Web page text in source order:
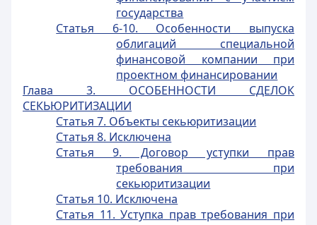
государства
Статья 6-10. Особенности выпуска
облигаций специальной
финансовой компании при
проектном финансировании
Глава 3. ОСОБЕННОСТИ СДЕЛОК
СЕКЬЮРИТИЗАЦИИ
Статья 7. Объекты секьюритизации
Статья 8. Исключена
Статья 9. Договор уступки прав
требования при
секьюритизации
Статья 10. Исключена
Статья 11. Уступка прав требования при